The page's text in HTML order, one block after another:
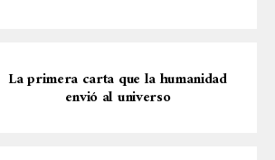
La primera carta que la humanidad
envió al universo